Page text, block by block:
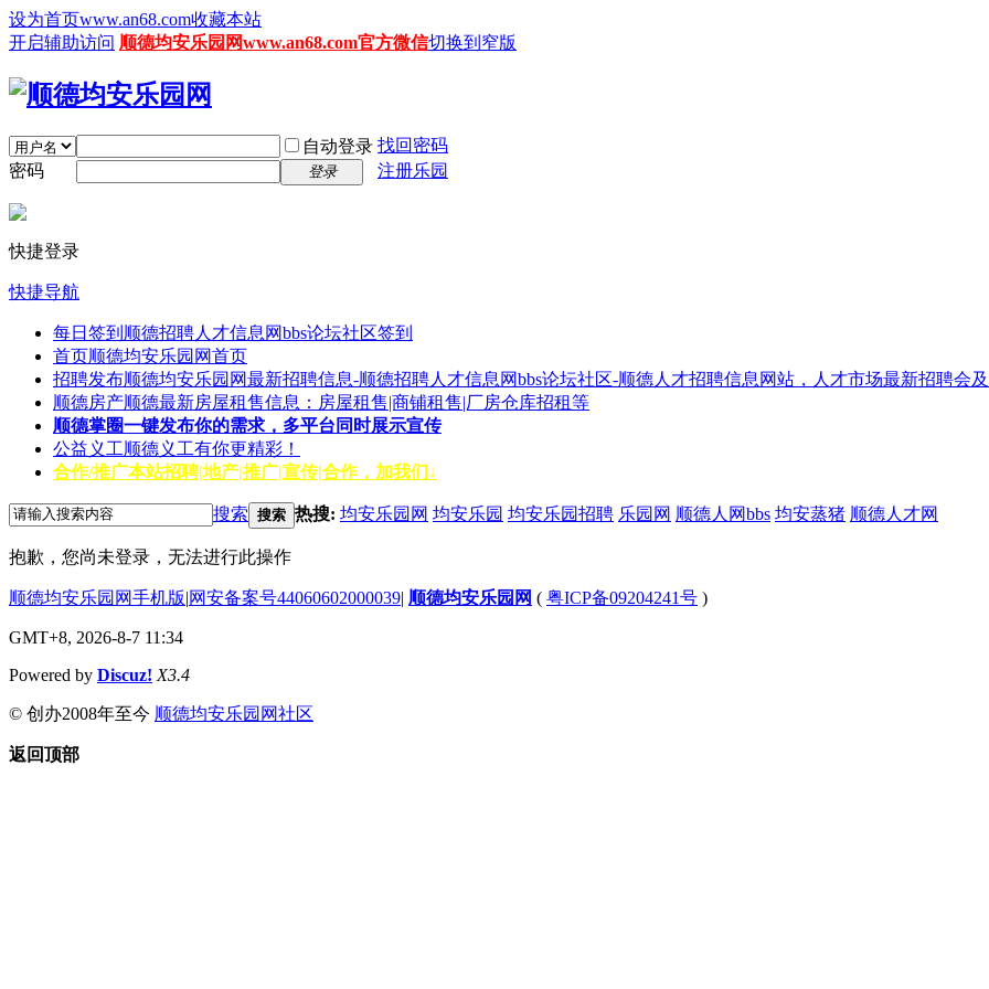
设为首页www.an68.com收藏本站
开启辅助访问 顺德均安乐园网www.an68.com官方微信切换到窄版
自动登录 找回密码
密码
登录 注册乐园
快捷登录
快捷导航
每日签到 顺德招聘人才信息网bbs论坛社区签到
首页顺德均安乐园网首页
招聘发布顺德均安乐园网最新招聘信息-顺德招聘人才信息网bbs论坛社区-顺德人才招聘信息网站，人才市场最新招聘会
顺德房产顺德最新房屋租售信息：房屋租售|商铺租售|厂房仓库招租等
顺德掌圈一键发布你的需求，多平台同时展示宣传
公益义工顺德义工有你更精彩！
合作/推广本站招聘|地产|推广|宣传|合作，加我们↓
搜索 搜索 热搜: 均安乐园网 均安乐园 均安乐园招聘 乐园网 顺德人网bbs 均安蒸猪 顺德人才网
抱歉，您尚未登录，无法进行此操作
顺德均安乐园网手机版|网安备案号44060602000039| 顺德均安乐园网 ( 粤ICP备09204241号 )
GMT+8, 2026-8-7 11:34
Powered by Discuz! X3.4
© 创办2008年至今 顺德均安乐园网社区
返回顶部